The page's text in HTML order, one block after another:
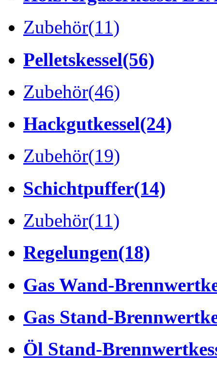
Zubehör(11)
Pelletskessel(56)
Zubehör(46)
Hackgutkessel(24)
Zubehör(19)
Schichtpuffer(14)
Zubehör(11)
Regelungen(18)
Gas Wand-
Gas Stand-
Öl Stand-